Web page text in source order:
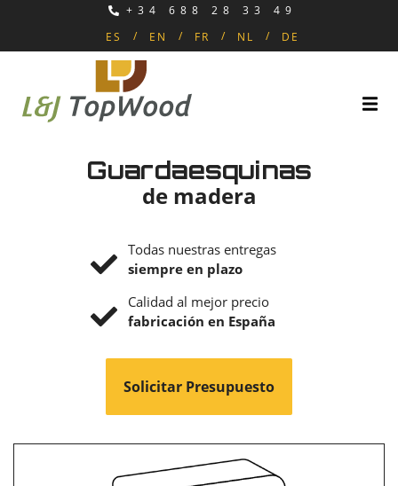
+34 688 28 33 49
ES
EN FR NL DE
Guardaesquinas
de madera
Todas nuestras entregas
siempre en plazo
Calidad al mejor precio
fabricación en España
Solicitar Presupuesto